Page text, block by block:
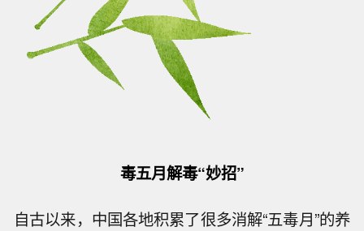
毒五月解毒“妙招”
自古以来，中国各地积累了很多消解“五毒月”的养